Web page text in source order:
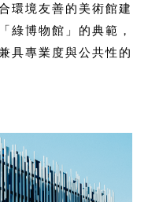
環境友善的美術館建
綠博物館」的典範，
具專業度與公共性的